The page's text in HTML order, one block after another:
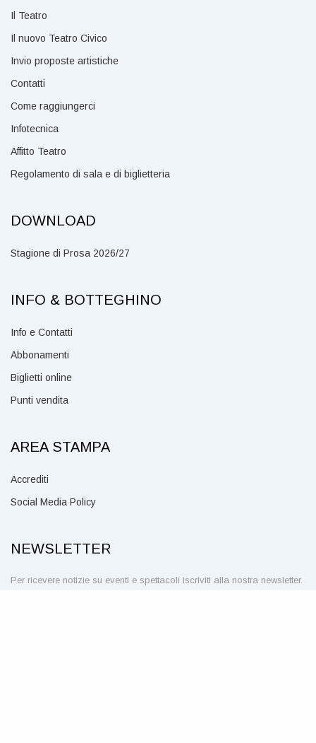
Il Teatro
Il nuovo Teatro Civico
Invio proposte artistiche
Contatti
Come raggiungerci
Infotecnica
Affitto Teatro
Regolamento di sala e di biglietteria
DOWNLOAD
Stagione di Prosa 2026/27
INFO & BOTTEGHINO
Info e Contatti
Abbonamenti
Biglietti online
Punti vendita
AREA STAMPA
Accrediti
Social Media Policy
NEWSLETTER
Per ricevere notizie su eventi e spettacoli iscriviti alla nostra newsletter.